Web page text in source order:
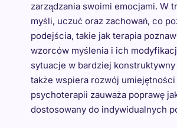
zarządzania swoimi emocjami. W
myśli, uczuć oraz zachowań, co
podejścia, takie jak terapia
wzorców myślenia i ich
sytuacje w bardziej
także wspiera rozwój
psychoterapii zauważa poprawę
dostosowany do indywidualnych